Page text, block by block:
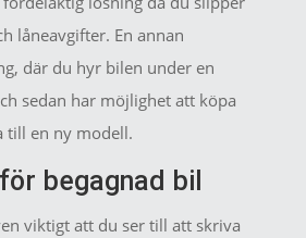
låneavgifter. En annan
där du hyr bilen under en
sedan har möjlighet att köpa
till en ny modell.
begagnad bil
viktigt att du ser till att skriva